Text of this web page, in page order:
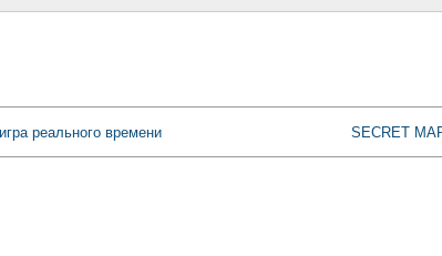
реального времени SECRET